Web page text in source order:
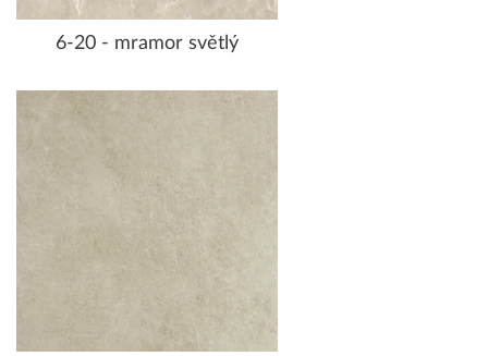
6-20 - mramor světlý